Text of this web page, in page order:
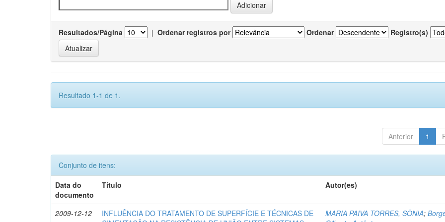
Resultados/Página | Ordenar registros por Ordenar Registro(s)
Resultado 1-1 de 1.
Anterior 1
Conjunto de itens:
Data do
documento
Título Autor(es)
2009-12-12
INFLUÊNCIA DO TRATAMENTO DE SUPERFÍCIE E TÉCNICAS DE
MARIA PAIVA TORRES, SÔNIA;